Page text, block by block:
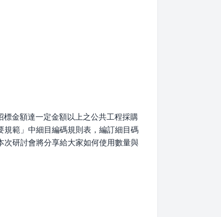
金額達一定金額以上之公共工程採購
範」中細目編碼規則表，編訂細目碼
研討會將分享給大家如何使用數量與